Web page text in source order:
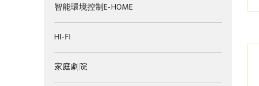
智能環境控制E-HOME
HI-FI
家庭劇院